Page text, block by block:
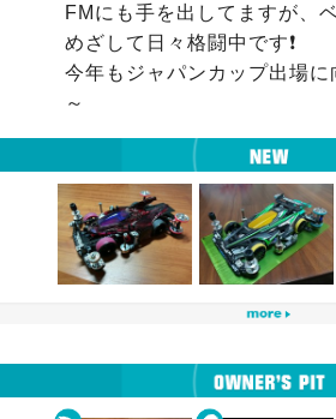
FMにも手を出してますが、
めざして日々格闘中です❗
今年もジャパンカップ出場に
～